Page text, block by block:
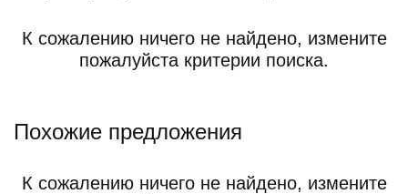
К сожалению ничего не найдено, измените
пожалуйста критерии поиска.
Похожие предложения
К сожалению ничего не найдено, измените